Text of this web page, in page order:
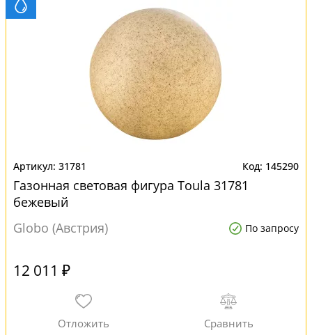
31781 145290
Газонная световая фигура Toula 31781
бежевый
Globo (Австрия)
По запросу
12 011 ₽